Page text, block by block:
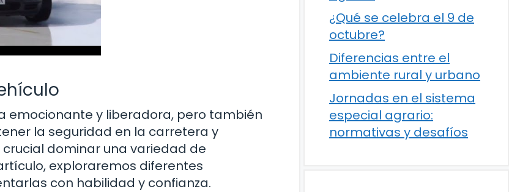
emocionante y liberadora, pero también
la seguridad en la carretera y
dominar una variedad de
exploraremos diferentes
con habilidad y confianza.
¿Qué se celebra el 9 de
octubre?
Diferencias entre el
ambiente rural y urbano
Jornadas en el sistema
especial agrario:
normativas y desafíos